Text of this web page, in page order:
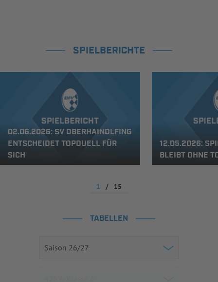
SPIELBERICHTE
02.06.2026: SV OBERHAINDLFING
ENTSCHEIDET TOPDUELL FÜR
SICH
12.05.2026:
BLEIBT OHNE
1 / 15
TABELLEN